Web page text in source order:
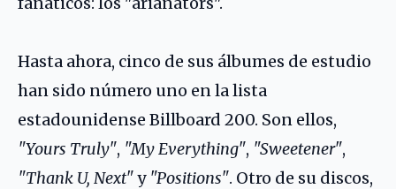
Hasta ahora, cinco de sus álbumes de estudio
han sido número uno en la lista
estadounidense Billboard 200. Son ellos,
"Yours Truly", "My Everything", "Sweetener",
"Thank U, Next"y "Positions". Otro de su discos,